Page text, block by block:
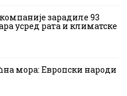
зарадиле 93
усред рата и климатске
мора: Европски народи